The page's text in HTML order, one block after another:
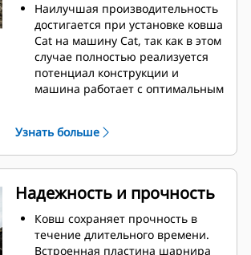
Наилучшая производительность
достигается при установке ковша
Cat на машину Cat, так как в этом
случае полностью реализуется
потенциал конструкции и
машина работает с оптимальным
Профиль кожуха с двойным
радиусом позволяет улучшить
попадание материала в ковш.
упора гарантирует, что нижняя
часть ковша не цепляется за
грунт, что снижает затраты на
техническое обслуживание.
Узнать больше
Надежность и прочность
Ковш сохраняет прочность в
течение длительного времени.
Встроенная пластина шарнира